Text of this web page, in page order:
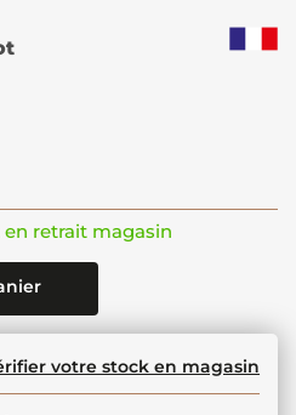
retrait magasin
votre stock en magasin